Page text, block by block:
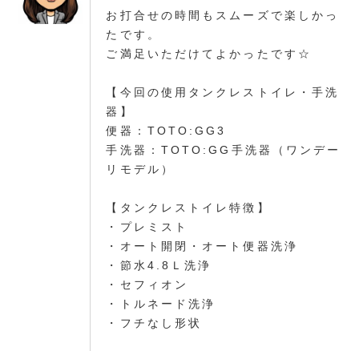
お打合せの時間もスムーズで楽しかっ
たです。
ご満足いただけてよかったです☆
【今回の使用タンクレストイレ・手洗
器】
便器：TOTO:GG3
手洗器：TOTO:GG手洗器（ワンデー
リモデル）
【タンクレストイレ特徴】
・プレミスト
・オート開閉・オート便器洗浄
・節水4.8Ｌ洗浄
・セフィオン
・トルネード洗浄
・フチなし形状